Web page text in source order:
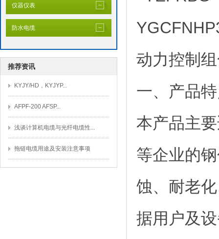
仪器仪表
防水电缆
推荐资讯
KYJY/HD，KYJYP...
AFPF-200 AFSP...
浅谈计算机电缆与光纤电缆性...
拖链电缆用途及安装注意事项
一、产品
本产品主
等企业的
蚀、耐老
据用户及